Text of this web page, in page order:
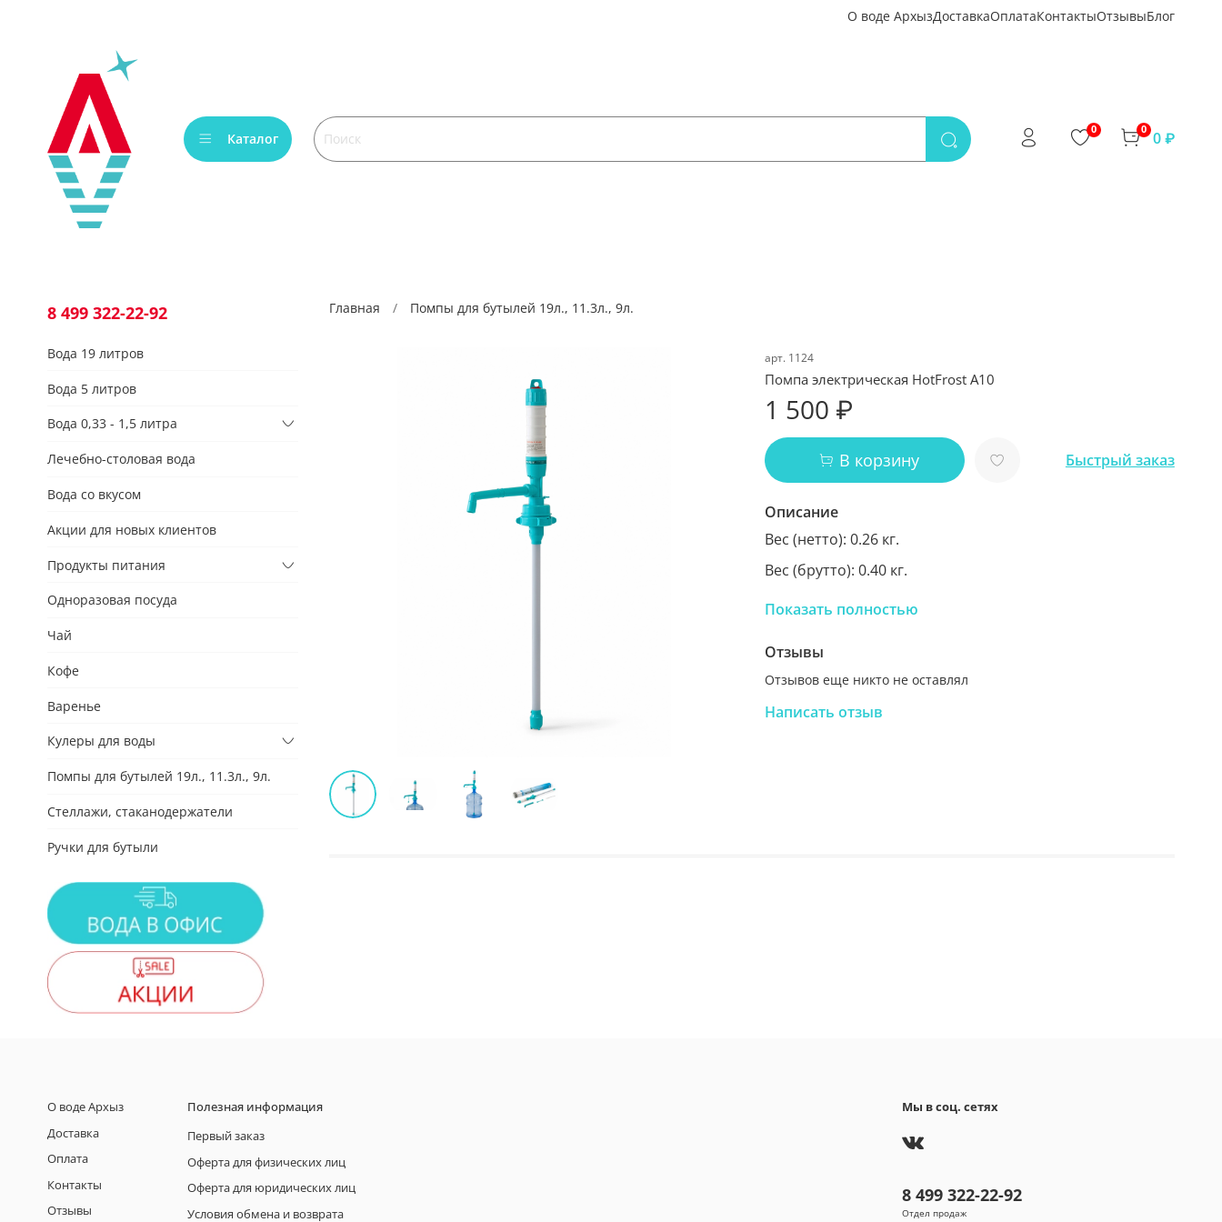
О воде АрхызДоставкаОплатаКонтактыОтзывыБлог
Каталог
0 0 0 ₽
Главная Помпы для бутылей 19л., 11.3л., 9л.
арт. 1124
Помпа электрическая HotFrost A10
1 500 ₽
В корзину Быстрый заказ
Описание
Вес (нетто): 0.26 кг.
Вес (брутто): 0.40 кг.
Размер коробки ш*в*г (мм): 70*750*70.
Источник питания: батарейки.
Срок гарантии: 1 мес.
Показать полностью
Отзывы
Отзывов еще никто не оставлял
Написать отзыв
8 499 322-22-92
Вода 19 литров
Вода 5 литров
Вода 0,33 - 1,5 литра
Лечебно-столовая вода
Вода со вкусом
Акции для новых клиентов
Продукты питания
Одноразовая посуда
Чай
Кофе
Варенье
Кулеры для воды
Помпы для бутылей 19л., 11.3л., 9л.
Стеллажи, стаканодержатели
Ручки для бутыли
О воде Архыз
Доставка
Оплата
Контакты
Отзывы
Полезная информация
Первый заказ
Оферта для физических лиц
Оферта для юридических лиц
Условия обмена и возврата
Мы в соц. сетях
8 499 322-22-92
Отдел продаж